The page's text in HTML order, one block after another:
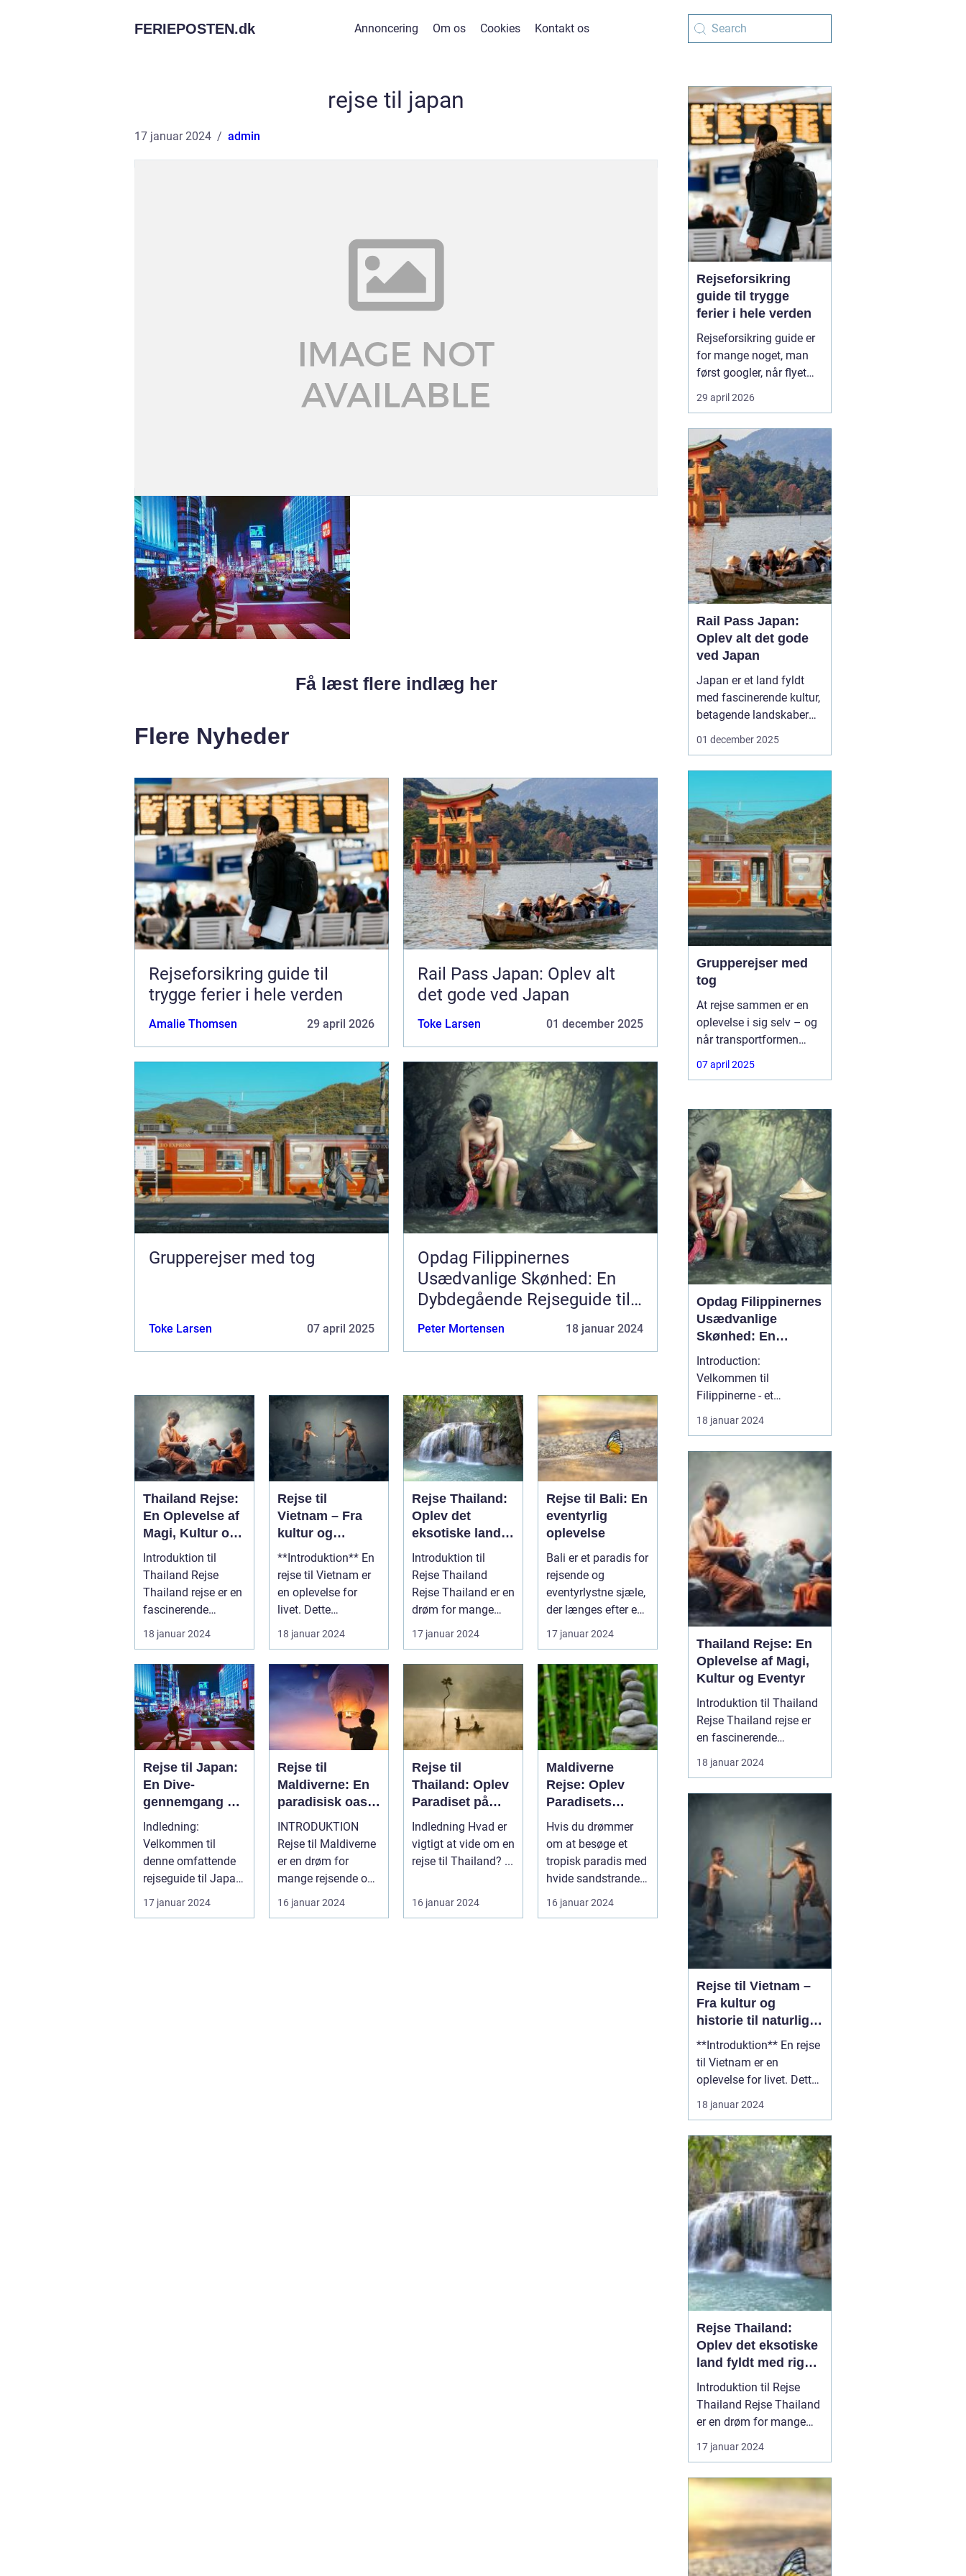
FERIEPOSTEN.dk Annoncering Om os Cookies Kontakt os
rejse til japan
17 januar 2024 admin
Få læst flere indlæg her
Flere Nyheder
Rejseforsikring guide til
trygge ferier i hele verden
Amalie Thomsen 29 april 2026
Rail Pass Japan: Oplev alt
det gode ved Japan
Toke Larsen 01 december 2025
Grupperejser med tog
Toke Larsen 07 april 2025
Opdag Filippinernes
Usædvanlige Skønhed: En
Dybdegående Rejseguide til
Filippinerne
Peter Mortensen 18 januar 2024
Thailand Rejse:
En Oplevelse af
Magi, Kultur og
Eventyr
Introduktion til
Thailand Rejse
Thailand rejse er en
fascinerende
oplevelse for
rejsende og
eventyr...
18 januar 2024
Rejse til
Vietnam – Fra
kultur og
historie til
naturlig
skønhed
**Introduktion** En
rejse til Vietnam er
en oplevelse for
livet. Dette
vidunderlige land i
Sydøstasi...
18 januar 2024
Rejse Thailand:
Oplev det
eksotiske land
fyldt med rig
kultur og
betagende
skønhed
Introduktion til
Rejse Thailand
Rejse Thailand er en
drøm for mange
eventyrlystne
rejsende, der søg...
17 januar 2024
Rejse til Bali: En
eventyrlig
oplevelse
Bali er et paradis for
rejsende og
eventyrlystne sjæle,
der længes efter en
unik og berigende
opleve...
17 januar 2024
Rejse til Japan:
En Dive-
gennemgang af
historie og
forberedelse
Indledning:
Velkommen til
denne omfattende
rejseguide til Japan!
Hvis du er en
eventyrlysten og
17 januar 2024
Rejse til
Maldiverne: En
paradisisk oase
for rejsende
eventyrlystne
INTRODUKTION
Rejse til Maldiverne
er en drøm for
mange rejsende og
eventyrlystne sjæle.
Dette unikk...
16 januar 2024
Rejse til
Thailand: Oplev
Paradiset på
Jorden
Indledning Hvad er
vigtigt at vide om en
rejse til Thailand? ...
16 januar 2024
Maldiverne
Rejse: Oplev
Paradisets
Skønhed og
Historie
Hvis du drømmer
om at besøge et
tropisk paradis med
hvide sandstrande,
turkisblåt vand og
en unik ku...
16 januar 2024
Rejseforsikring
guide til trygge
ferier i hele verden
Rejseforsikring guide er
for mange noget, man
først googler, når flyet
snart letter, eller passet
allerede ligger i
af det er en god
rejseforsikring lige så
vigtig som billet og pas.
Med en gennemarbejdet
forsikring kan du
undgå...
29 april 2026
Rail Pass Japan:
Oplev alt det gode
ved Japan
Japan er et land fyldt
med fascinerende kultur,
betagende landskaber
og travle byer. For
af de bedste måder at
komme rundt på ved at
bruge et "Rail Pass
Japan". ...
01 december 2025
Grupperejser med
tog
At rejse sammen er en
oplevelse i sig selv – og
når transportformen
samtidig er både
komfortabel, bæredygtig
ikke meget bedre.
07 april 2025
Opdag Filippinernes
Usædvanlige
Skønhed: En
Dybdegående
Rejseguide til
Filippinerne
Introduction:
Velkommen til
Filippinerne - et
fortryllende rejsemål, der
byder på uspoleret natur,
livlige byer og en unik
kultur. Denne
dybdegående rejseguide
er beregnet til rejsende
og eventyrlystne, der
ønsker at udforske Fil...
18 januar 2024
Thailand Rejse: En
Oplevelse af Magi,
Kultur og Eventyr
Introduktion til Thailand
Rejse Thailand rejse er
en fascinerende
oplevelse for rejsende og
eventyrlystne sjæle, der
række naturlige
underværker, historiske
steder, livlige byer og en
unik kultur. Beliggende i
det sydøstlige Asi...
18 januar 2024
Rejse til Vietnam –
Fra kultur og
historie til naturlig
skønhed
**Introduktion** En rejse
til Vietnam er en
oplevelse for livet. Dette
vidunderlige land i
Sydøstasien er fyldt med
fascinerende historie og
betagende naturlig
skønhed. Uanset om du
er en eventyrlysten
rejsende eller en
kulturintere...
18 januar 2024
Rejse Thailand:
Oplev det eksotiske
land fyldt med rig
kultur og betagende
skønhed
Introduktion til Rejse
Thailand Rejse Thailand
er en drøm for mange
eventyrlystne rejsende,
der søger at opleve
smukke strande og
spændende historie.
Beliggende i
Sydøstasien er Thailand
berømt for sin
17 januar 2024